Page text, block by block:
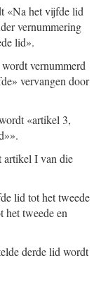
«Na het vijfde lid
vernummering
lid».
vernummerd
vervangen door
«artikel 3,
artikel I van die
lid tot het tweede
het tweede en
derde lid wordt